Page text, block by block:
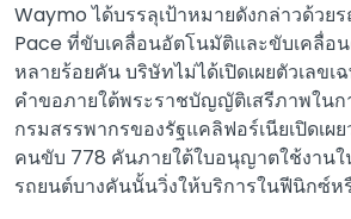
Waymo ได้บรรลุเป้าหมายดังกล่าวด้วย
Pace ที่ขับเคลื่อนอัตโนมัติและขับเคลื่อ
หลายร้อยคัน บริษัทไม่ได้เปิดเผยตัวเลข
คำขอภายใต้พระราชบัญญัติเสรีภาพในก
กรมสรรพากรของรัฐแคลิฟอร์เนียเปิดเผ
คนขับ 778 คันภายใต้ใบอนุญาตใช้งานใ
รถยนต์บางคันนั้นวิ่งให้บริการในฟีนิกซ์ห